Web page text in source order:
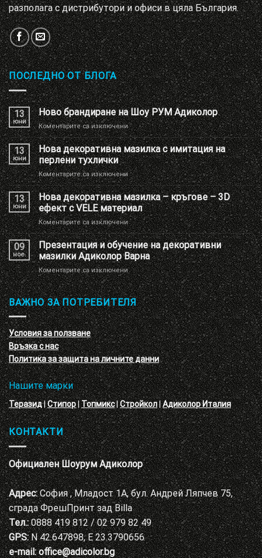
разполага с дистрибутори и офиси в цяла България.
ПОСЛЕДНО ОТ БЛОГА
13
юни
Ново брандиране на Шоу РУМ Адиколор
Коментарите са изключениза
Ново
брандиране
на
Шоу
РУМ
Адиколор
13
юни
Нова декоративна мазилка с имитация на
перлени тухлички
Коментарите са изключениза
Нова
декоративна
мазилка
с
имитация
на
перлени
тухлички
13
юни
Нова декоративна мазилка – кръгове – 3D
ефект с VELE материал
Коментарите са изключениза
Нова
декоративна
мазилка
–
кръгове
–
3D
ефект
с
VELE
материал
09
ное.
Презентация и обучение на декоративни
мазилки Адиколор Варна
Коментарите са изключениза
Презентация
и
обучение
на
декоративни
мазилки
Адиколор
Варна
ВАЖНО ЗА ПОТРЕБИТЕЛЯ
Условия за ползване
Връзка с нас
Политика за защита на личните данни
Нашите марки
Теразид|Стипор|Топмикс|Стройкол|Адиколор Италия
КОНТАКТИ
Официален Шоурум Адиколор
Адрес:София , Младост 1А, бул. Андрей Ляпчев 75,
сграда ФрешПринт зад Billa
Тел.:0888 419 812 / 02 979 82 49
GPS:N 42.647898, E 23.3790656
e-mail: office@adicolor.bg